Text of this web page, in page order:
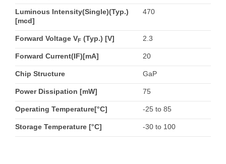
Luminous Intensity(Single)(Typ.)
[mcd]
470
Forward Voltage VF (Typ.) [V] 2.3
Forward Current(IF)[mA] 20
Chip Structure GaP
Power Dissipation [mW] 75
Operating Temperature[°C] -25 to 85
Storage Temperature [°C] -30 to 100